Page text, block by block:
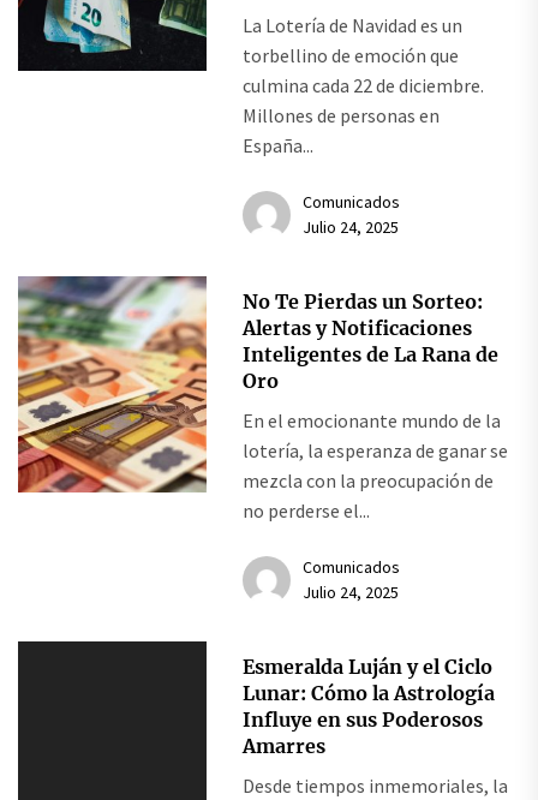
La Lotería de Navidad es un
torbellino de emoción que
culmina cada 22 de diciembre.
Millones de personas en
España...
Comunicados
Julio 24, 2025
No Te Pierdas un Sorteo:
Alertas y Notificaciones
Inteligentes de La Rana de
Oro
En el emocionante mundo de la
lotería, la esperanza de ganar se
mezcla con la preocupación de
no perderse el...
Comunicados
Julio 24, 2025
Esmeralda Luján y el Ciclo
Lunar: Cómo la Astrología
Influye en sus Poderosos
Amarres
Desde tiempos inmemoriales, la